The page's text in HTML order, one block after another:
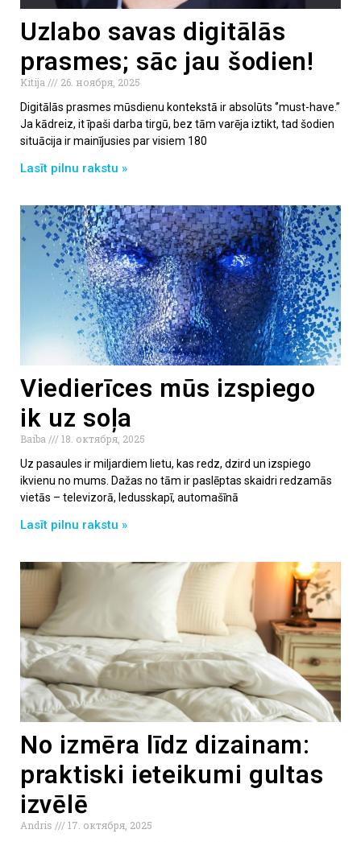
Uzlabo savas digitālās
prasmes; sāc jau šodien!
Kitija
26. ноября, 2025
Digitālās prasmes mūsdienu kontekstā ir absolūts ‘’must-have.’’
Ja kādreiz, it īpaši darba tirgū, bez tām varēja iztikt, tad šodien
situācija ir mainījusies par visiem 180
Lasīt pilnu rakstu »
Viedierīces mūs izspiego
ik uz soļa
Baiba
18. октября, 2025
Uz pasaules ir miljardiem lietu, kas redz, dzird un izspiego
ikvienu no mums. Dažas no tām ir paslēptas skaidri redzamās
vietās – televizorā, ledusskapī, automašīnā
Lasīt pilnu rakstu »
No izmēra līdz dizainam:
praktiski ieteikumi gultas
izvēlē
Andris
17. октября, 2025